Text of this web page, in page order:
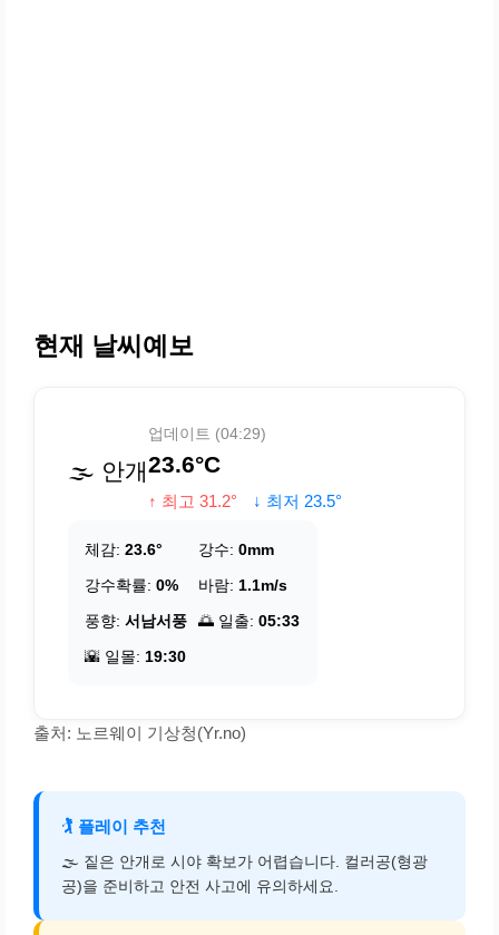
현재 날씨예보
🌫️ 안개
업데이트 (04:29)
23.6°C
↑ 최고 31.2° ↓ 최저 23.5°
체감: 23.6° 강수: 0mm
강수확률: 0% 바람: 1.1m/s
풍향: 서남서풍 🌅 일출: 05:33
🌇 일몰: 19:30
출처: 노르웨이 기상청(Yr.no)
🏌️ 플레이 추천
🌫️ 짙은 안개로 시야 확보가 어렵습니다. 컬러공(형광
공)을 준비하고 안전 사고에 유의하세요.